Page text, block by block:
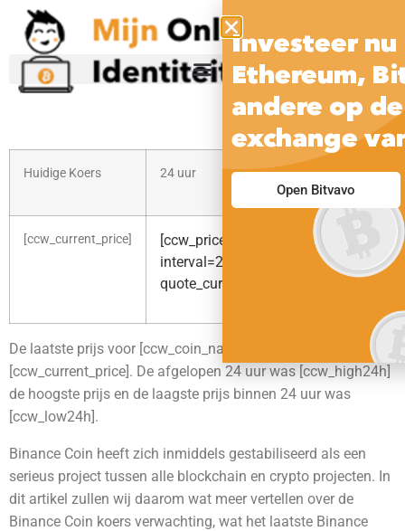
Huidige Koers 24 uur 30
[ccw_current_price]
[ccw_price_change_percentage
interval=24h
quote_currency=usd raw=1]
De laatste prijs voor [ccw_coin_name] staat momenteel op
[ccw_current_price]. De afgelopen 24 uur was [ccw_high24h]
de hoogste prijs en de laagste prijs binnen 24 uur was
[ccw_low24h].
Binance Coin heeft zich inmiddels gestabiliseerd als een
serieus project tussen alle blockchain en crypto projecten. In
dit artikel zullen wij daarom wat meer vertellen over de
Binance Coin koers verwachting, wat het laatste Binance
Investeer nu
Ethereum,
andere op
exchange
Open Bitvavo